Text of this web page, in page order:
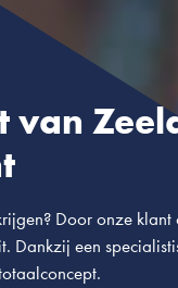
van
Door onze klant
Dankzij een